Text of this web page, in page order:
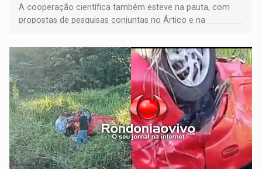
A cooperação científica também esteve na pauta, com
propostas de pesquisas conjuntas no Ártico e na